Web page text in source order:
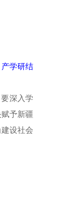
学研结
深入学
予新疆
设社会